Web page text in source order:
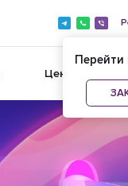
Цены
Перейти